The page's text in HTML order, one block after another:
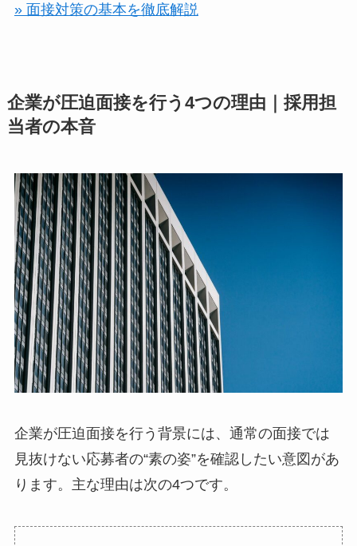
» 面接対策の基本を徹底解説
企業が圧迫面接を行う4つの理由｜採用担
当者の本音
企業が圧迫面接を行う背景には、通常の面接では
見抜けない応募者の“素の姿”を確認したい意図があ
ります。主な理由は次の4つです。